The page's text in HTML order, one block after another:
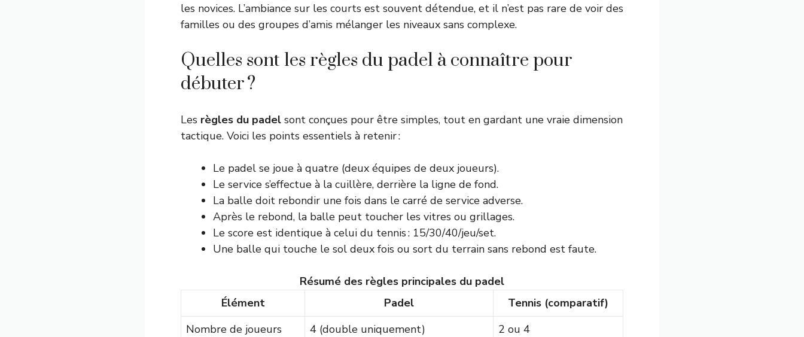
les novices. L’ambiance sur les courts est souvent détendue, et il n’est pas rare de voir des
familles ou des groupes d’amis mélanger les niveaux sans complexe.
Quelles sont les règles du padel à connaître pour
débuter ?
Les règles du padel sont conçues pour être simples, tout en gardant une vraie dimension
tactique. Voici les points essentiels à retenir :
Le padel se joue à quatre (deux équipes de deux joueurs).
Le service s’effectue à la cuillère, derrière la ligne de fond.
La balle doit rebondir une fois dans le carré de service adverse.
Après le rebond, la balle peut toucher les vitres ou grillages.
Le score est identique à celui du tennis : 15/30/40/jeu/set.
Une balle qui touche le sol deux fois ou sort du terrain sans rebond est faute.
Résumé des règles principales du padel
Élément
Padel
Tennis (comparatif)
Nombre de joueurs
4 (double uniquement)
2 ou 4